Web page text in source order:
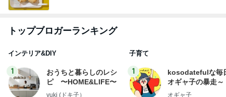
トップブロガーランキング
インテリア&DIY
1
おうちと暮らしのレシ
ピ 〜HOME&LIFE〜
yuki (ドキ子）
子育て
1
kosodatefulな毎
オギャ子の暴走～
オギャ子